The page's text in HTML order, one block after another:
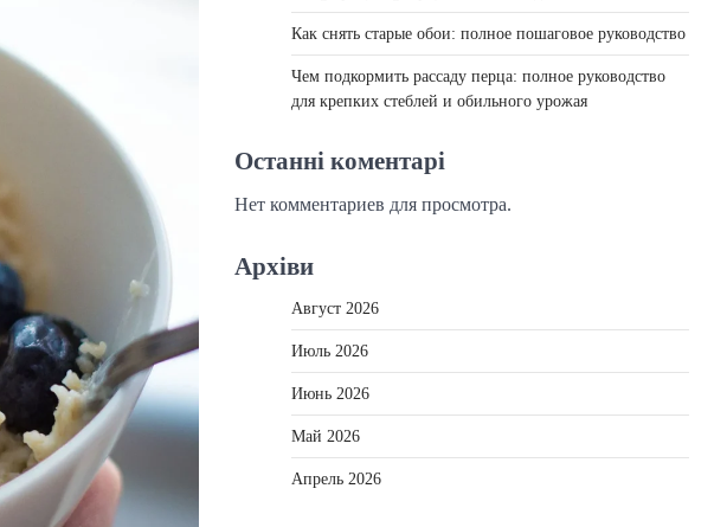
Как снять старые обои: полное пошаговое руководство
Чем подкормить рассаду перца: полное руководство
для крепких стеблей и обильного урожая
Останні коментарі
Нет комментариев для просмотра.
Архіви
Август 2026
Июль 2026
Июнь 2026
Май 2026
Апрель 2026